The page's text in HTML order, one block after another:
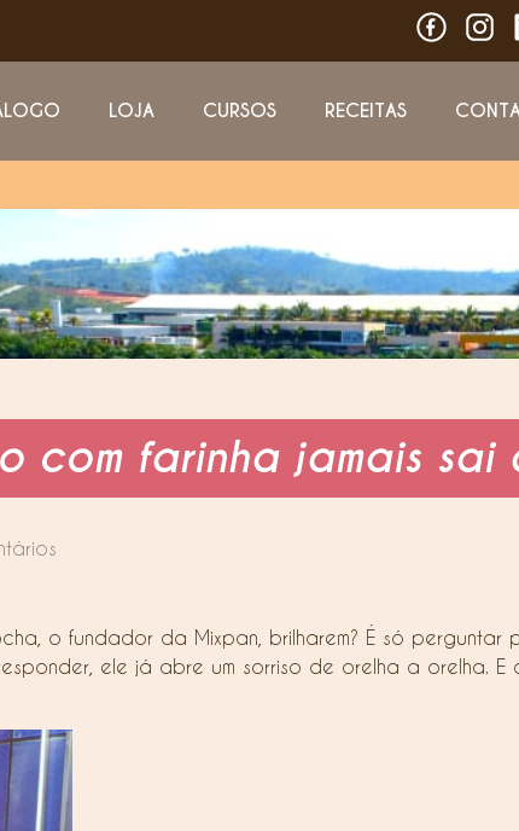
LOJA CURSOS RECEITAS
com farinha jamais sai
o fundador da Mixpan, brilharem? É só
ele já abre um sorriso de orelha a orelha.